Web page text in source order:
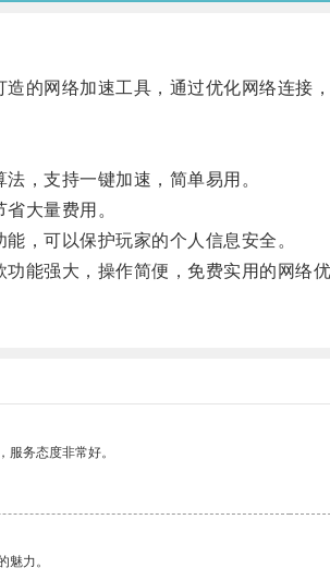
网络加速工具，通过优化网络连接
，支持一键加速，简单易用。
大量费用。
可以保护玩家的个人信息安全。
强大，操作简便，免费实用的网络优
务态度非常好。
力。